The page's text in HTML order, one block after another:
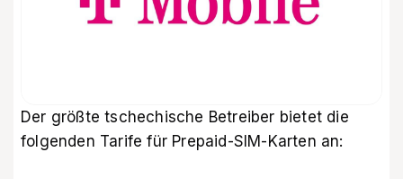
Der größte tschechische Betreiber bietet die
folgenden Tarife für Prepaid-SIM-Karten an: